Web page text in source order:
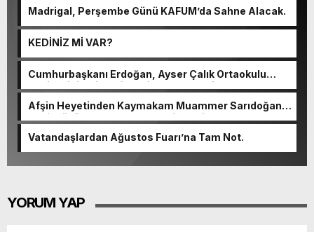
Madrigal, Perşembe Günü KAFUM’da Sahne Alacak.
KEDİNİZ Mİ VAR?
Cumhurbaşkanı Erdoğan, Ayser Çalık Ortaokulu
Şehitlerinin Aileleriyle Bir Araya Geldi.
Afşin Heyetinden Kaymakam Muammer Sarıdoğan’a
Beşikdüzü’nde hayırlı olsun ziyareti.
Vatandaşlardan Ağustos Fuarı’na Tam Not.
YORUM YAP